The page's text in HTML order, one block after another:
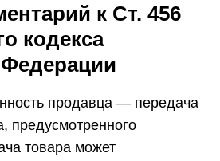
к Ст. 456
кодекса
продавца — передача
предусмотренного
товара может